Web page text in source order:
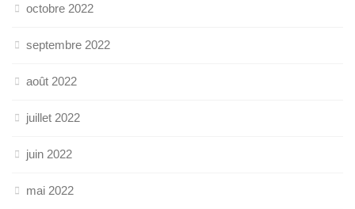
octobre 2022
septembre 2022
août 2022
juillet 2022
juin 2022
mai 2022